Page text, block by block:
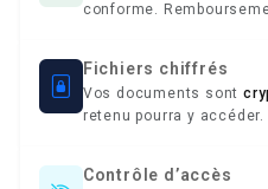
conforme.
Fichiers chiffrés
Vos documents sont
retenu pourra y accéder.
Contrôle d’accès